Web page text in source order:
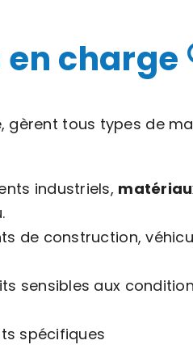
charge
gèrent tous types de
industriels,
de construction,
sensibles aux
spécifiques